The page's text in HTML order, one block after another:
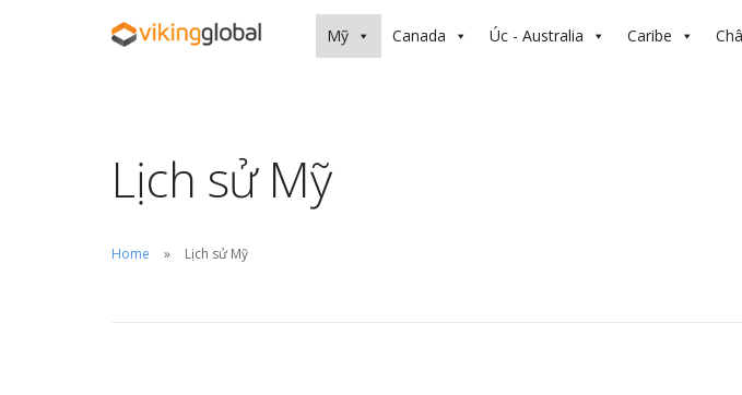
Mỹ Canada Úc - Australia Caribe
Lịch sử Mỹ
Home Lịch sử Mỹ